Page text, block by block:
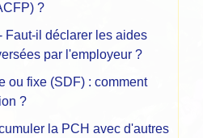
?
Faut-il déclarer les aides
par l'employeur ?
ou fixe (SDF) : comment
?
la PCH avec d'autres